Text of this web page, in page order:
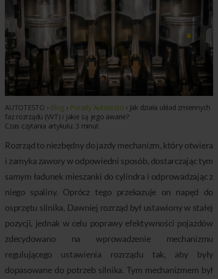
AUTOTESTO › Blog › Porady Autotesto ›Jak działa układ zmiennych
faz rozrządu (VVT) i jakie są jego awarie?
Czas czytania artykułu: 3 minut
Rozrząd to niezbędny do jazdy mechanizm, który otwiera
i zamyka zawory w odpowiedni sposób, dostarczając tym
samym ładunek mieszanki do cylindra i odprowadzając z
niego spaliny. Oprócz tego przekazuje on napęd do
osprzętu silnika. Dawniej rozrząd był ustawiony w stałej
pozycji, jednak w celu poprawy efektywności pojazdów
zdecydowano na wprowadzenie mechanizmu
regulującego ustawienia rozrządu tak, aby były
dopasowane do potrzeb silnika. Tym mechanizmem był